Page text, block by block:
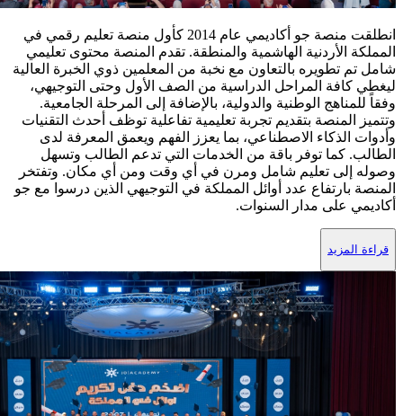
انطلقت منصة جو أكاديمي عام 2014 كأول منصة تعليم رقمي في
المملكة الأردنية الهاشمية والمنطقة. تقدم المنصة محتوى تعليمي
شامل تم تطويره بالتعاون مع نخبة من المعلمين ذوي الخبرة العالية
ليغطي كافة المراحل الدراسية من الصف الأول وحتى التوجيهي،
وفقاً للمناهج الوطنية والدولية، بالإضافة إلى المرحلة الجامعية.
وتتميز المنصة بتقديم تجربة تعليمية تفاعلية توظف أحدث التقنيات
وأدوات الذكاء الاصطناعي، بما يعزز الفهم ويعمق المعرفة لدى
الطالب. كما توفر باقة من الخدمات التي تدعم الطالب وتسهل
وصوله إلى تعليم شامل ومرن في أي وقت ومن أي مكان. وتفتخر
المنصة بارتفاع عدد أوائل المملكة في التوجيهي الذين درسوا مع جو
أكاديمي على مدار السنوات.
قراءة المزيد